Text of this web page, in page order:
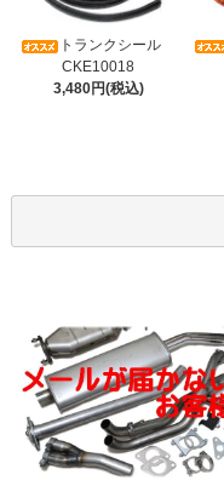
トランクシール
CKE10018
3,480円(税込)